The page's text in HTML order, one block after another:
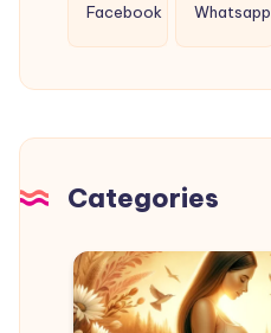
Facebook Whatsapp
Categories